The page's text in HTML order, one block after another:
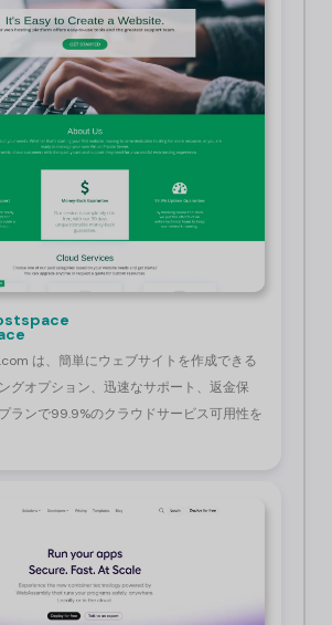
は、簡単にウェブサイトを作成できる
グオプション、迅速なサポート、返金保
ランで99.9%のクラウドサービス可用性を